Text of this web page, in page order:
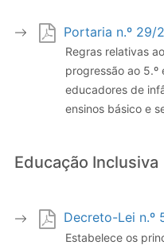
Portaria n.º 29/
Regras relativas
progressão ao 5.º
educadores de
ensinos básico e
Educação Inclusiva
Decreto-Lei n.º
Estabelece os